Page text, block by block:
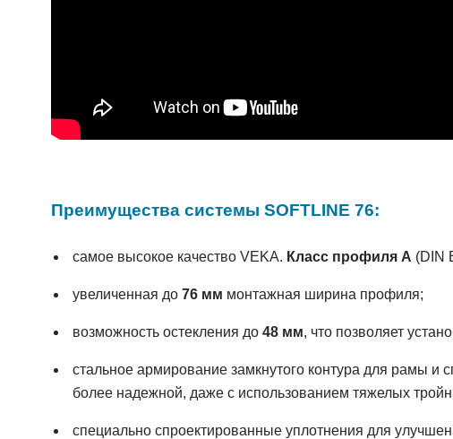
Преимущества системы SOFTLINE 76:
самое высокое качество VEKA. Класс профиля А (DIN
увеличенная до 76 мм монтажная ширина профиля;
возможность остекления до 48 мм, что позволяет
стальное армирование замкнутого контура для рамы и
более надежной, даже с использованием тяжелых
специально спроектированные уплотнения для